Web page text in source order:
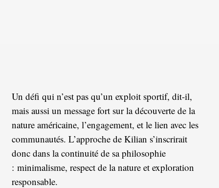
Un défi qui n’est pas qu’un exploit sportif, dit-il,
mais aussi un message fort sur la découverte de la
nature américaine, l’engagement, et le lien avec les
communautés. L’approche de Kilian s’inscrirait
donc dans la continuité de sa philosophie
: minimalisme, respect de la nature et exploration
responsable.